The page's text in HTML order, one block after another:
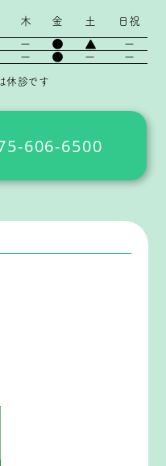
木 金 土 日祝
ー ● ▲
ー
ー ● ー ー
休診です
606-6500